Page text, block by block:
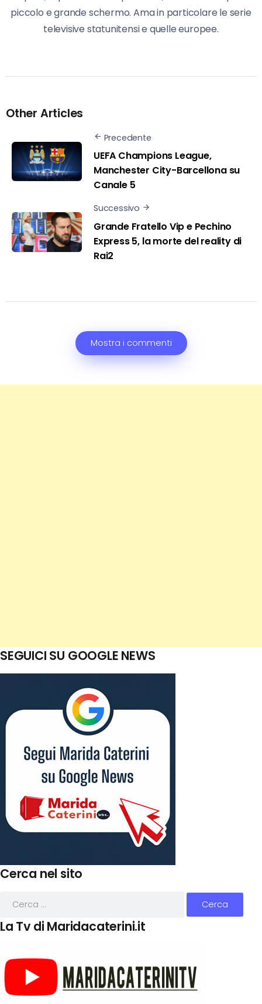
piccolo e grande schermo. Ama in particolare le serie
televisive statunitensi e quelle europee.
Other Articles
Precedente
UEFA Champions League,
Manchester City-Barcellona su
Canale 5
Successivo
Grande Fratello Vip e Pechino
Express 5, la morte del reality di
Rai2
Mostra i commenti
SEGUICI SU GOOGLE NEWS
Cerca nel sito
La Tv di Maridacaterini.it